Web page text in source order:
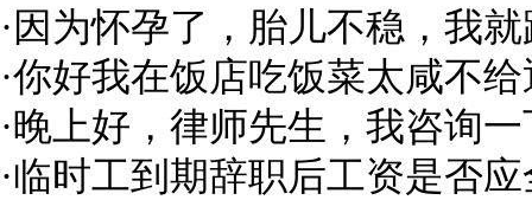
· 因为怀孕了，胎儿不稳，我
·你好我在饭店吃饭菜太咸不
·晚上好，律师先生，我咨询
·临时工到期辞职后工资是否